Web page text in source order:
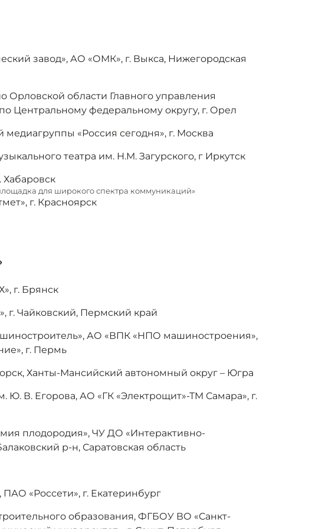
завод», АО «ОМК», г. Выкса, Нижегородская
области Главного управления
Центральному федеральному округу, г. Орел
«Россия сегодня», г. Москва
театра им. Н.М. Загурского, г Иркутск
Хабаровск
для широкого спектра коммуникаций»
г. Красноярск
г. Брянск
Чайковский, Пермский край
АО «ВПК «НПО машиностроения»,
г. Пермь
Ханты-Мансийский автономный округ – Югра
В. Егорова, АО «ГК «Электрощит»-ТМ Самара», г.
плодородия», ЧУ ДО «Интерактивно-
р-н, Саратовская область
«Россети», г. Екатеринбург
образования, ФГБОУ ВО «Санкт-